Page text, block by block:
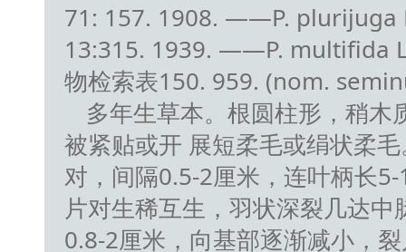
71: 157. 1908. ——P. plurijuga
13:315. 1939. ——P. multifida
物检索表150. 959. (nom.
多年生草本。根圆柱形，稍
被紧贴或开 展短柔毛或绢状柔
对，间隔0.5-2厘米，连叶柄长
片对生稀互生，羽状深裂几达
0.8-2厘米，向基部逐渐减小，